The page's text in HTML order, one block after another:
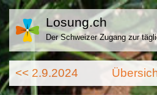
Losung.ch
Der Schweizer Zugang zur
<< 2.9.2024